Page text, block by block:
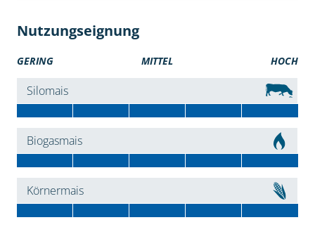
Nutzungseignung
GERING MITTEL HOCH
Silomais
Biogasmais
Körnermais